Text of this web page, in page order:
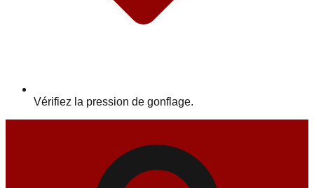
Vérifiez la pression de gonflage.